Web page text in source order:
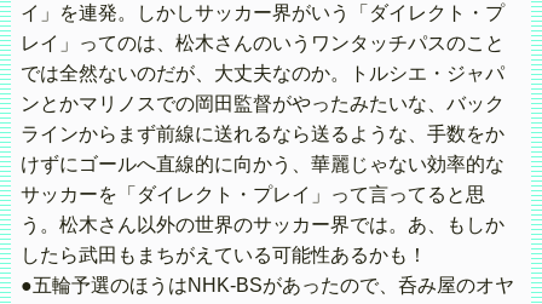
イ」を連発。しかしサッカー界がいう「ダイレクト・プ
レイ」ってのは、松木さんのいうワンタッチパスのこと
では全然ないのだが、大丈夫なのか。トルシエ・ジャパ
ンとかマリノスでの岡田監督がやったみたいな、バック
ラインからまず前線に送れるなら送るような、手数をか
けずにゴールへ直線的に向かう、華麗じゃない効率的な
サッカーを「ダイレクト・プレイ」って言ってると思
う。松木さん以外の世界のサッカー界では。あ、もしか
したら武田もまちがえている可能性あるかも！
●五輪予選のほうはNHK-BSがあったので、呑み屋のオヤ